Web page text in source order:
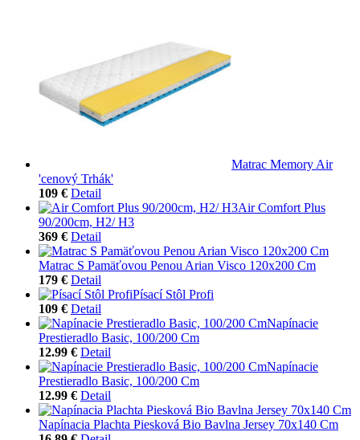
Matrac Memory Air
'cenový Trhák'
109 € Detail
Air Comfort Plus
90/200cm, H2/ H3
369 € Detail
Matrac S Pamäťovou Penou Arian Visco 120x200 Cm
179 € Detail
Písací Stôl Profi
109 € Detail
Napínacie
Prestieradlo Basic, 100/200 Cm
12.99 € Detail
Napínacie
Prestieradlo Basic, 100/200 Cm
12.99 € Detail
Napínacia Plachta Piesková Bio Bavlna Jersey 70x140 Cm